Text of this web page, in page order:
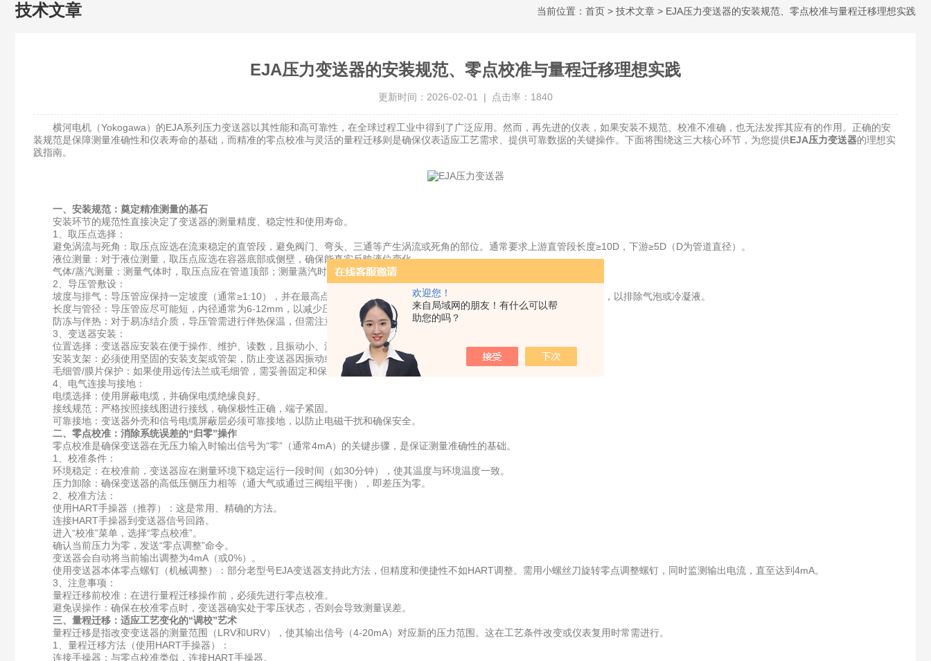
欢迎您！
来自局域网的朋友！有什么可以帮
助您的吗？
技术文章 当前位置： 首页 > 技术文章 > EJA压力变送器的安装规范、零点校准与量程迁移理想实践
EJA压力变送器的安装规范、零点校准与量程迁移理想实践
更新时间：2026-02-01 | 点击率：1840
横河电机（Yokogawa）的EJA系列压力变送器以其性能和高可靠性，在全球过程工业中得到了广泛应用。然而，再先进的仪表，如果安装不规范、校准不准确，也无法发挥其应有的作用。正确的安
装规范是保障测量准确性和仪表寿命的基础，而精准的零点校准与灵活的量程迁移则是确保仪表适应工艺需求、提供可靠数据的关键操作。下面将围绕这三大核心环节，为您提供EJA压力变送器的理想实
践指南。
一、安装规范：奠定精准测量的基石
安装环节的规范性直接决定了变送器的测量精度、稳定性和使用寿命。
1、取压点选择：
避免涡流与死角：​取压点应选在流束稳定的直管段，避免阀门、弯头、三通等产生涡流或死角的部位。通常要求上游直管段长度≥10D，下游≥5D（D为管道直径）。
液位测量：​对于液位测量，取压点应选在容器底部或侧壁，确保能真实反映液位变化。
气体/蒸汽测量：​测量气体时，取压点应在管道顶部；测量蒸汽时，取压点应在管道侧面，并安装冷凝罐。
2、导压管敷设：
坡度与排气：​导压管应保持一定坡度（通常≥1:10），并在最高点设置排气阀（液体介质）或在低点设置排污阀（气体/蒸汽介质），以排除气泡或冷凝液。
长度与管径：​导压管应尽可能短，内径通常为6-12mm，以减少压力传递的延迟和阻尼。
防冻与伴热：​对于易冻结介质，导压管需进行伴热保温，但需注意避免过热损坏仪表。
3、变送器安装：
位置选择：​变送器应安装在便于操作、维护、读数，且振动小、温度适宜的地方。避免安装在温差变化剧烈或强电磁干扰的场所。
安装支架：​必须使用坚固的安装支架或管架，防止变送器因振动或外力而移位。
毛细管/膜片保护：​如果使用远传法兰或毛细管，需妥善固定和保护毛细管，避免弯曲、挤压或损坏。
4、电气连接与接地：
电缆选择：​使用屏蔽电缆，并确保电缆绝缘良好。
接线规范：​严格按照接线图进行接线，确保极性正确，端子紧固。
可靠接地：​变送器外壳和信号电缆屏蔽层必须可靠接地，以防止电磁干扰和确保安全。
二、零点校准：消除系统误差的“归零”操作
零点校准是确保变送器在无压力输入时输出信号为“零”（通常4mA）的关键步骤，是保证测量准确性的基础。
1、校准条件：
环境稳定：​在校准前，变送器应在测量环境下稳定运行一段时间（如30分钟），使其温度与环境温度一致。
压力卸除：​确保变送器的高低压侧压力相等（通大气或通过三阀组平衡），即差压为零。
2、校准方法：
使用HART手操器（推荐）：​这是常用、精确的方法。
连接HART手操器到变送器信号回路。
进入“校准”菜单，选择“零点校准”。
确认当前压力为零，发送“零点调整”命令。
变送器会自动将当前输出调整为4mA（或0%）。
使用变送器本体零点螺钉（机械调整）：​部分老型号EJA变送器支持此方法，但精度和便捷性不如HART调整。需用小螺丝刀旋转零点调整螺钉，同时监测输出电流，直至达到4mA。
3、注意事项：
量程迁移前校准：​在进行量程迁移操作前，必须先进行零点校准。
避免误操作：​确保在校准零点时，变送器确实处于零压状态，否则会导致测量误差。
三、量程迁移：适应工艺变化的“调校”艺术
量程迁移是指改变变送器的测量范围（LRV和URV），使其输出信号（4-20mA）对应新的压力范围。这在工艺条件改变或仪表复用时常需进行。
1、量程迁移方法（使用HART手操器）：
连接手操器：​与零点校准类似，连接HART手操器。